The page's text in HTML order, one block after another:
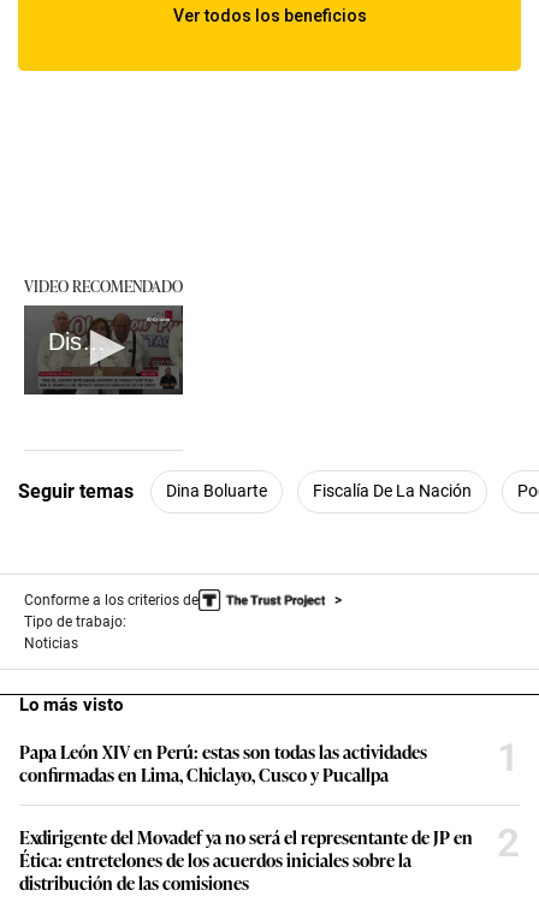
VIDEO RECOMENDADO
Discurso de Dina Boluarte
minutes,
30
Seguir temas Dina Boluarte Fiscalía De La Nación
Conforme a los criterios de
Tipo de trabajo:
Noticias
Lo más visto
Papa León XIV en Perú: estas son todas las actividades
confirmadas en Lima, Chiclayo, Cusco y Pucallpa
1
Exdirigente del Movadef ya no será el representante de JP en
Ética: entretelones de los acuerdos iniciales sobre la
distribución de las comisiones
2